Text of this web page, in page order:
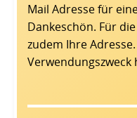
Mail Adresse für
Dankeschön. Für
zudem Ihre
Verwendungszweck